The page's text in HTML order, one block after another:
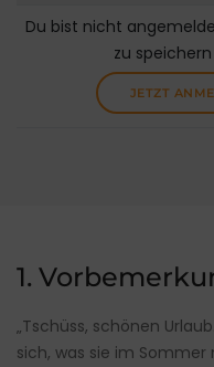
Du bist nicht
zu
JETZT
1.
„Tschüss, schönen
sich, was sie im